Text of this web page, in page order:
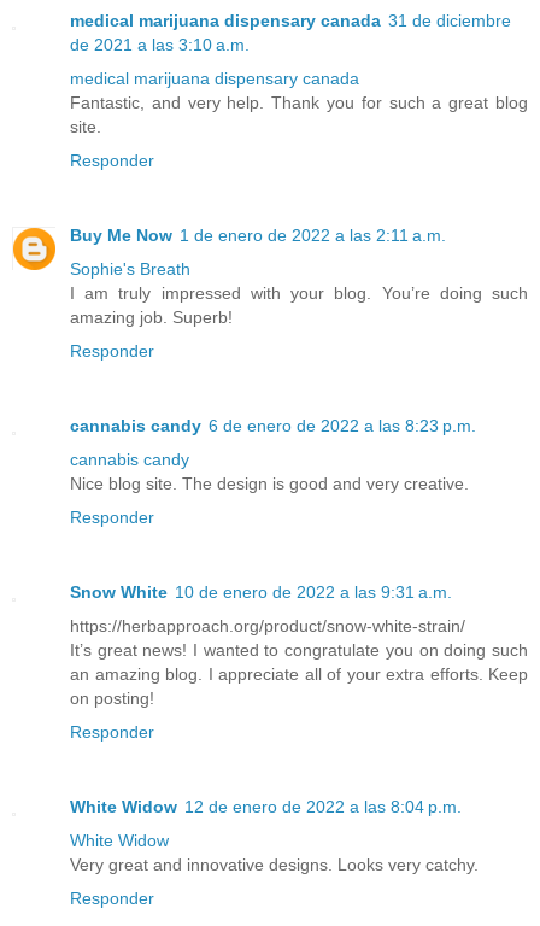
medical marijuana dispensary canada 31 de diciembre
de 2021 a las 3:10 a.m.
medical marijuana dispensary canada
Fantastic, and very help. Thank you for such a great blog
site.
Responder
Buy Me Now 1 de enero de 2022 a las 2:11 a.m.
Sophie's Breath
I am truly impressed with your blog. You’re doing such
amazing job. Superb!
Responder
cannabis candy 6 de enero de 2022 a las 8:23 p.m.
cannabis candy
Nice blog site. The design is good and very creative.
Responder
Snow White 10 de enero de 2022 a las 9:31 a.m.
https://herbapproach.org/product/snow-white-strain/
It’s great news! I wanted to congratulate you on doing such
an amazing blog. I appreciate all of your extra efforts. Keep
on posting!
Responder
White Widow 12 de enero de 2022 a las 8:04 p.m.
White Widow
Very great and innovative designs. Looks very catchy.
Responder